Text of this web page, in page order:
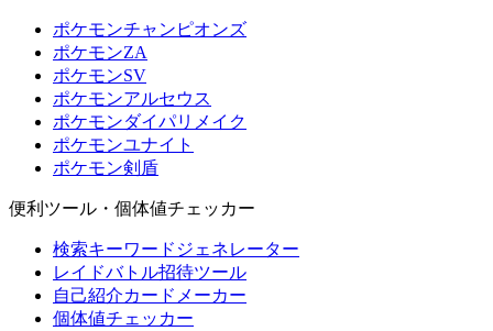
ポケモンチャンピオンズ
ポケモンZA
ポケモンSV
ポケモンアルセウス
ポケモンダイパリメイク
ポケモンユナイト
ポケモン剣盾
便利ツール・個体値チェッカー
検索キーワードジェネレーター
レイドバトル招待ツール
自己紹介カードメーカー
個体値チェッカー